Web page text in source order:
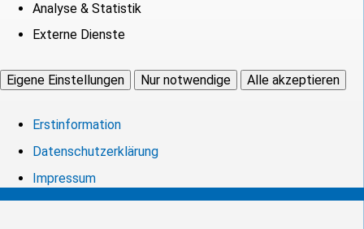
Analyse & Statistik
Externe Dienste
Eigene Einstellungen Nur notwendige Alle akzeptieren
Erstinformation
Datenschutzerklärung
Impressum